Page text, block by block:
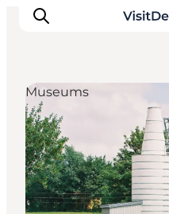
Ispirazioni
Dove andare
Cosa fare
Dove dormire
Museums